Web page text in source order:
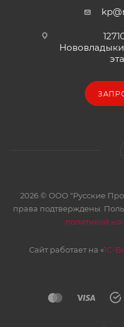
2026 © ООО "Русские
права подтверждены.
политикой
Сайт работает на «1С-